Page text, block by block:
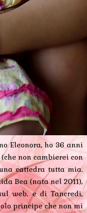
Eleonora, ho 36 anni
non cambierei con
cattedra tutta mia.
Bea (nata nel 2011),
web, e di Tancredi,
principe che non mi